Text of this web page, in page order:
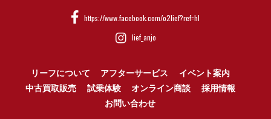
https://www.facebook.com/o2lief?ref=hl
lief_anjo
リーフについて アフターサービス
イベント案内
中古買取販売
試乗体験 オンライン商談
採用情報
お問い合わせ